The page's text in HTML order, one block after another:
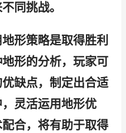
同挑战。
形策略是取得胜利
形的分析，玩家可
缺点，制定出合适
灵活运用地形优
合，将有助于取得